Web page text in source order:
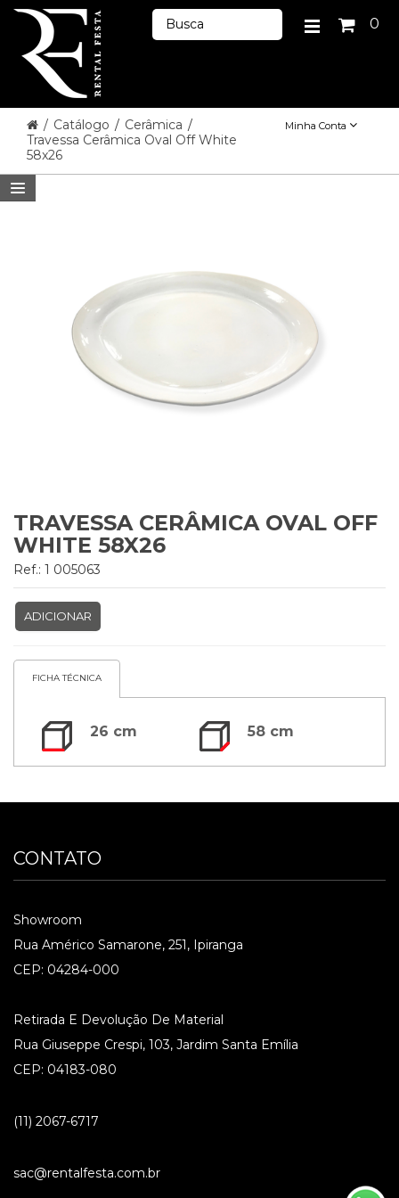
0
/ Catálogo / Cerâmica /
Travessa Cerâmica Oval Off White
58x26
Minha Conta
TRAVESSA CERÂMICA OVAL OFF
WHITE 58X26
Ref.: 1 005063
ADICIONAR
FICHA TÉCNICA
26 cm 58 cm
CONTATO
Showroom
Rua Américo Samarone, 251, Ipiranga
CEP: 04284-000
Retirada E Devolução De Material
Rua Giuseppe Crespi, 103, Jardim Santa Emília
CEP: 04183-080
(11) 2067-6717
sac@rentalfesta.com.br